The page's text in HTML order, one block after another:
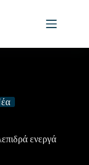
ενεργά